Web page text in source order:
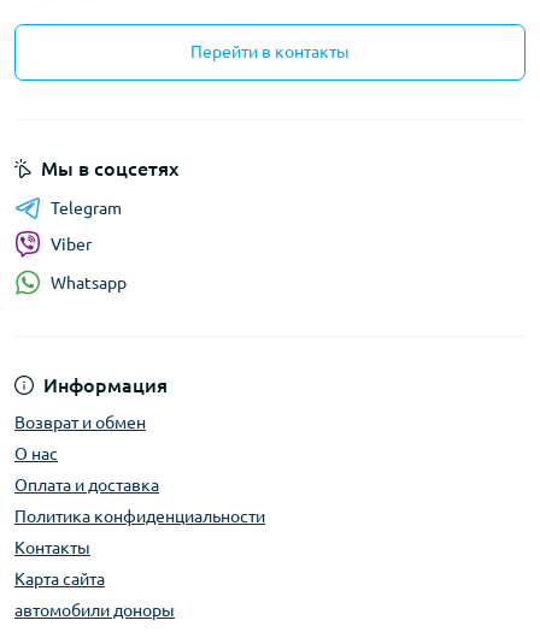
Перейти в контакты
Информация
Возврат и обмен
О нас
Оплата и доставка
Политика конфиденциальности
Контакты
Карта сайта
автомобили доноры
Мы в соцсетях
Telegram
Viber
Whatsapp